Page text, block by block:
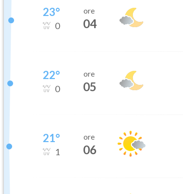
23°
0
ore
04
22°
0
ore
05
21°
1
ore
06